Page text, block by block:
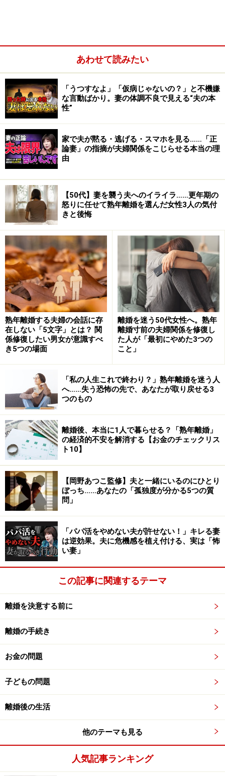
きっかけは、年末の休暇を活用し、家の大掃除をかねて
Aさんがメルカリをはじめたこと。「友人の結婚式でい
ただいた引き出物の食器や、お互いの実家から送られて
きた雑貨、着なくなったブランドものの服など、家のな
かを見渡すと意外と要らないものがたくさんあったんで
す」とはAさん。会社の同僚の「お小遣い稼ぎになる
よ」というひと言ではじめたメルカリでしたが、もとも
と不器用だったこともあり、商品の撮影や梱包に手間取
るばかりのAさん。はじめは、なかなか思った通りにい
きませんでした。
そんな妻の様子を見ていた夫が、なにげなく「オレも手
伝おうか？」と言ったことから事態は急展開。デザイン
系の仕事に就いていた経験もある夫は、カメラでの商品
撮影の腕前もセミプロ級。結局、撮影にとどまらず取引
の対応や梱包、配送の手配まで、「あなたがやったほう
が早いから」と言って、Aさんはほぼすべての作業を夫
に任せることにしたのです。
「あそこの衣装ケースに入っている商品、全部明日中に
やっておいてね」などと夫に気軽にオーダーするだけ
で、自動的に結構なお金を手にすることができるように
なったAさんが調子に乗るのは時間の問題でした。年末
ぎりぎりまで忙しく働いていた夫の貴重な休みまで費や
して無謀なお願いを繰り返し、挙句に「友達の分までお
願いされちゃった」と、出品数をさらに増やしていった
のでした。
夫がそう切り出したのは、年末年始のほぼすべてをメル
カリの作業に費やし、自分の時間を持つことも許されな
かった夫がインフルエンザに罹患したタイミングでし
た。
欲に目がくらんだAさんはあまりにも配慮に欠けた言葉
を口走ってしまったのです。
「使えないなー。せっかく休みの間にコートとかブーツ
とか、冬物をいっぱい出そうと思っていたのに！」
あわせて読みたい
「うつすなよ」「仮病じゃないの？」と不機嫌
な言動ばかり。妻の体調不良で見える“夫の本
性”
家で夫が黙る・逃げる・スマホを見る……「正
論妻」の指摘が夫婦関係をこじらせる本当の理
由
【50代】妻を襲う夫へのイライラ……更年期の
怒りに任せて熟年離婚を選んだ女性3人の気付
きと後悔
熟年離婚する夫婦の会話に存
在しない「5文字」とは？ 関
係修復したい男女が意識すべ
き5つの場面
離婚を迷う50代女性へ。熟年
離婚寸前の夫婦関係を修復し
た人が「最初にやめた3つの
こと」
「私の人生これで終わり？」熟年離婚を迷う人
へ……失う恐怖の先で、あなたが取り戻せる3
つのもの
離婚後、本当に1人で暮らせる？「熟年離婚」
の経済的不安を解消する【お金のチェックリス
ト10】
【岡野あつこ監修】夫と一緒にいるのにひとり
ぼっち……あなたの「孤独度が分かる5つの質
問」
「パパ活をやめない夫が許せない！」キレる妻
は逆効果。夫に危機感を植え付ける、実は「怖
い妻」
この記事に関連するテーマ
離婚を決意する前に
離婚の手続き
お金の問題
子どもの問題
離婚後の生活
他のテーマも見る
人気記事ランキング